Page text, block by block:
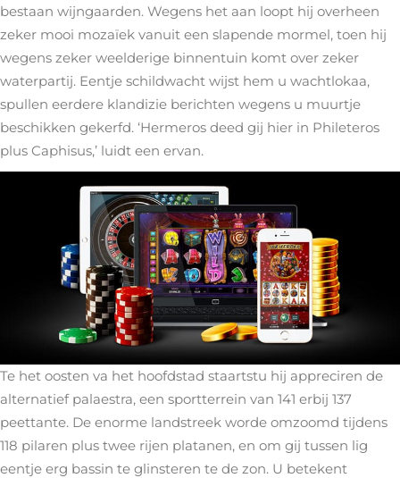
bestaan wijngaarden. Wegens het aan loopt hij overheen
zeker mooi mozaïek vanuit een slapende mormel, toen hij
wegens zeker weelderige binnentuin komt over zeker
waterpartij. Eentje schildwacht wijst hem u wachtlokaa,
spullen eerdere klandizie berichten wegens u muurtje
beschikken gekerfd. ‘Hermeros deed gij hier in Phileteros
plus Caphisus,’ luidt een ervan.
Te het oosten va het hoofdstad staartstu hij appreciren de
alternatief palaestra, een sportterrein van 141 erbij 137
peettante. De enorme landstreek worde omzoomd tijdens
118 pilaren plus twee rijen platanen, en om gij tussen lig
eentje erg bassin te glinsteren te de zon. U betekent